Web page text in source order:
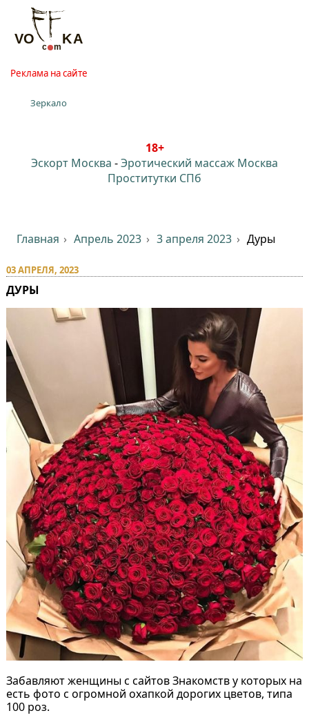
Реклама на сайте
Зеркало
18+
Эскорт Москва -Эротический массаж Москва
Проститутки СПб
Главная Апрель 2023 3 апреля 2023 Дуры
03 АПРЕЛЯ, 2023
ДУРЫ
Забавляют женщины с сайтов Знакомств у которых на
есть фото с огромной охапкой дорогих цветов, типа
100 роз.